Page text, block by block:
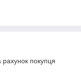
покупця